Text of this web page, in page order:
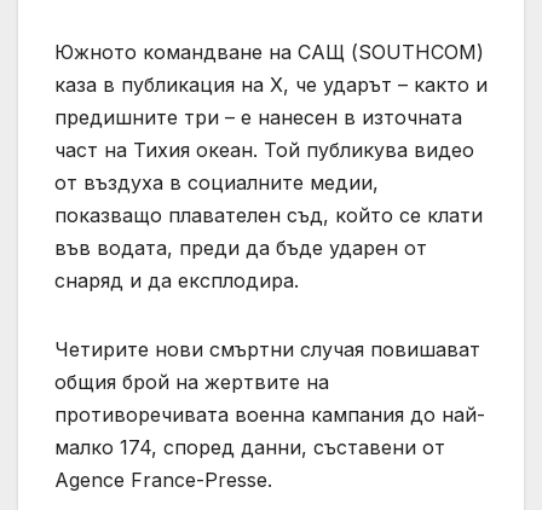
Южното командване на САЩ (SOUTHCOM)
каза в публикация на X, че ударът – както и
предишните три – е нанесен в източната
част на Тихия океан. Той публикува видео
от въздуха в социалните медии,
показващо плавателен съд, който се клати
във водата, преди да бъде ударен от
снаряд и да експлодира.
Четирите нови смъртни случая повишават
общия брой на жертвите на
противоречивата военна кампания до най-
малко 174, според данни, съставени от
Agence France-Presse.